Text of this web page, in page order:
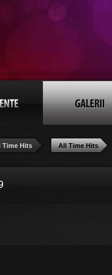
Time Hits All Time Hits